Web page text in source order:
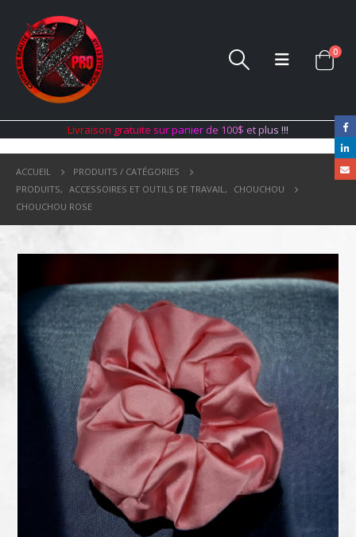
0
Livraison gratuite surpanier de 100$ etplus !!!
ACCUEIL
PRODUITS / CATÉGORIES
PRODUITS, ACCESSOIRES ET OUTILS DE TRAVAIL ,
CHOUCHOU
CHOUCHOU ROSE